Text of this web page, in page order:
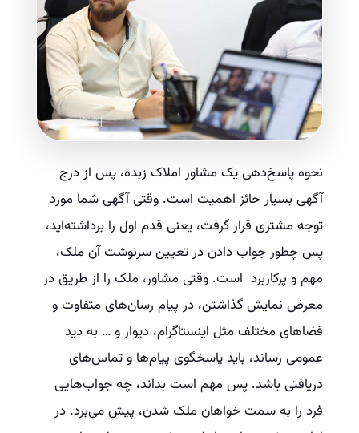
نحوه پاسخ‌دهی یک مشاور املاک زبده، پس از درج
آگهی بسیار حائز اهمیت است. وقتی آگهی شما مورد
توجه مشتری قرار گرفت، یعنی قدم اول را برداشته‌اید،
پس چطور جواب دادن در تعیین سرنوشت آن ملک،
مهم و پرکاربرد است. وقتی مشاور، ملک را از طریق در
معرض نمایش گذاشتن، در پیام رسان‌های متفاوت و
فضاهای مختلف مثل اینستاگرام، دیوار و … به دید
عمومی رساند، باید پاسخگوی پیام‌ها و تماس‌های
دریافتی باشد. پس مهم است بداند، چه جواب‌هایی
فرد را به سمت خواهان ملک شدن، پیش می‌برد. در